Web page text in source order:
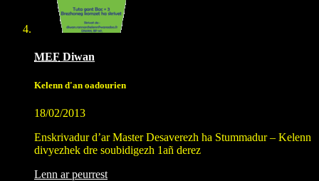
MEF Diwan
Kelenn d'an oadourien
18/02/2013
Enskrivadur d’ar Master Desaverezh ha Stummadur – Kelenn
divyezhek dre soubidigezh 1añ derez
Lenn ar peurrest